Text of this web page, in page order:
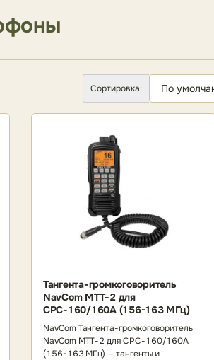
Сортировка:
Тангента-громкоговоритель
NavCom МТТ-2 для
СРС-160/160А (156-163 МГц)
NavCom Тангента-громкоговоритель
NavCom МТТ-2 для СРС-160/160А
(156-163 МГц) — тангенты и